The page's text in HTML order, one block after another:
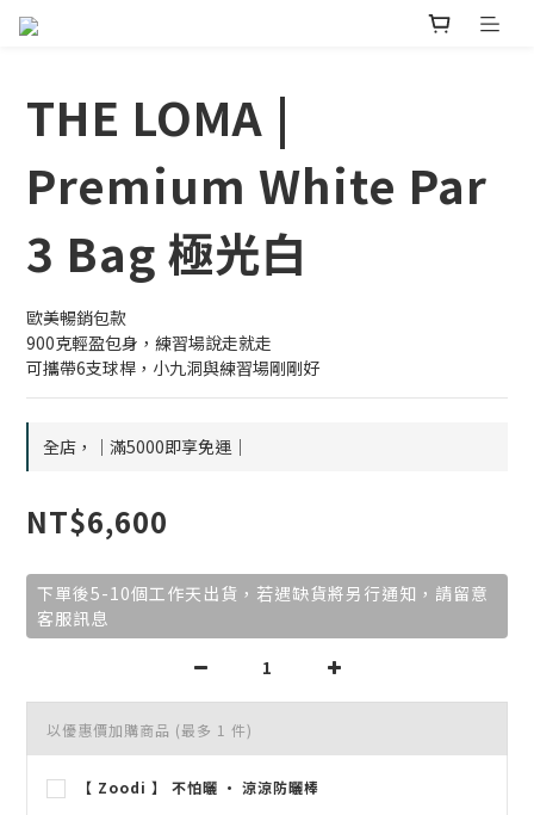
THE LOMA |
Premium White Par
3 Bag 極光白
歐美暢銷包款
900克輕盈包身，練習場說走就走
可攜帶6支球桿，小九洞與練習場剛剛好
全店，｜滿5000即享免運｜
NT$6,600
下單後5-10個工作天出貨，若遇缺貨將另行通知，請留意
客服訊息
以優惠價加購商品 (最多 1 件)
【 Zoodi 】 不怕曬 • 涼涼防曬棒